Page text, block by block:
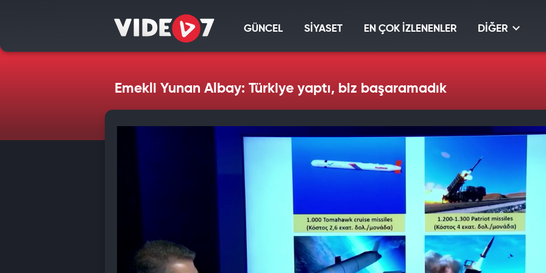
GÜNCEL SİYASET EN ÇOK İZLENENLER DİĞER
Emekli Yunan Albay: Türkiye yaptı, biz başaramadık